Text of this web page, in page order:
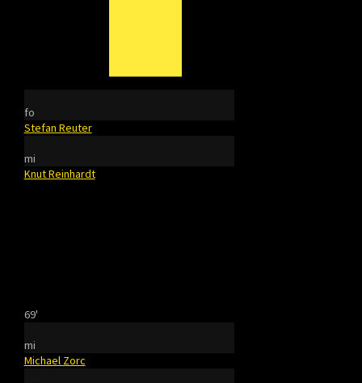
fo
Stefan Reuter
mi
Knut Reinhardt
69'
mi
Michael Zorc